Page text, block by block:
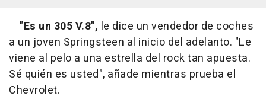
"Es un 305 V.8", le dice un vendedor de coches
a un joven Springsteen al inicio del adelanto. "Le
viene al pelo a una estrella del rock tan apuesta.
Sé quién es usted", añade mientras prueba el
Chevrolet.